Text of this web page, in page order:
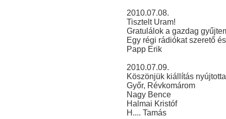
2010.07.08.
Tisztelt Uram!
Gratulálok a gazdag
Egy régi rádiókat szerető
Papp Erik
2010.07.09.
Köszönjük kiállítás
Győr, Révkomárom
Nagy Bence
Halmai Kristóf
H.... Tamás